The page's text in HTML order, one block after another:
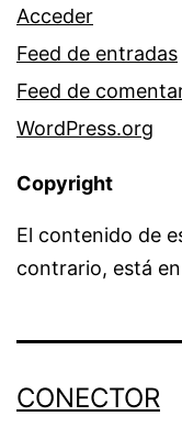
Acceder
Feed de entradas
Feed de
WordPress.org
Copyright
El contenido de
contrario, está
CONECTOR